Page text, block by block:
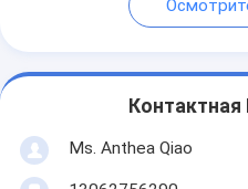
Ms. Anthea Qiao